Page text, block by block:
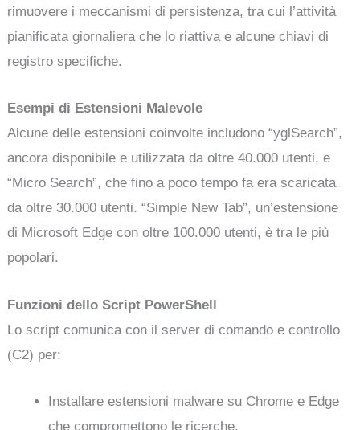
rimuovere i meccanismi di persistenza, tra cui l’attività
pianificata giornaliera che lo riattiva e alcune chiavi di
registro specifiche.
Esempi di Estensioni Malevole
Alcune delle estensioni coinvolte includono “yglSearch”,
ancora disponibile e utilizzata da oltre 40.000 utenti, e
“Micro Search”, che fino a poco tempo fa era scaricata
da oltre 30.000 utenti. “Simple New Tab”, un’estensione
di Microsoft Edge con oltre 100.000 utenti, è tra le più
popolari.
Funzioni dello Script PowerShell
Lo script comunica con il server di comando e controllo
(C2) per:
Installare estensioni malware su Chrome e Edge
che compromettono le ricerche.